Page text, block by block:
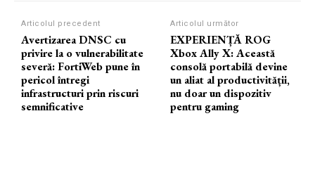
Articolul precedent
Avertizarea DNSC cu
privire la o vulnerabilitate
severă: FortiWeb pune în
pericol întregi
infrastructuri prin riscuri
semnificative
Articolul următor
EXPERIENȚĂ ROG
Xbox Ally X: Această
consolă portabilă devine
un aliat al productivității,
nu doar un dispozitiv
pentru gaming